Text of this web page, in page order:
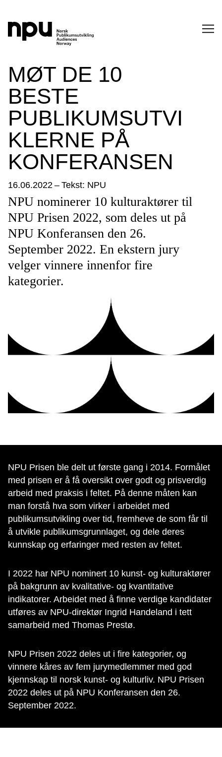
SØK
SØK →
MØT DE 10
BESTE
PUBLIKUMSUTVI
KLERNE PÅ
KONFERANSEN
16.06.2022 – Tekst: NPU
NPU nominerer 10 kulturaktører til
NPU Prisen 2022, som deles ut på
NPU Konferansen den 26.
September 2022. En ekstern jury
velger vinnere innenfor fire
kategorier.
NPU Prisen ble delt ut første gang i 2014. Formålet
med prisen er å få oversikt over godt og prisverdig
arbeid med praksis i feltet. På denne måten kan
man forstå hva som virker i arbeidet med
publikumsutvikling over tid, fremheve de som får til
å utvikle publikumsgrunnlaget, og dele deres
kunnskap og erfaringer med resten av feltet.
I 2022 har NPU nominert 10 kunst- og kulturaktører
på bakgrunn av kvalitative- og kvantitative
indikatorer. Arbeidet med å finne verdige kandidater
utføres av NPU-direktør Ingrid Handeland i tett
samarbeid med Thomas Prestø.
NPU Prisen 2022 deles ut i fire kategorier, og
vinnere kåres av fem jurymedlemmer med god
kjennskap til norsk kunst- og kulturliv. NPU Prisen
2022 deles ut på NPU Konferansen den 26.
September 2022.